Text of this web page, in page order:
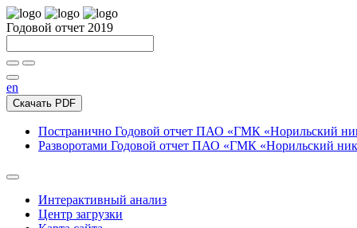
Годовой отчет 2019
en
Скачать PDF
Постранично Годовой отчет ПАО «ГМК «Норильский
Разворотами Годовой отчет ПАО «ГМК «Норильский
Интерактивный анализ
Центр загрузки